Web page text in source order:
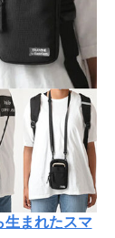
生まれたスマ